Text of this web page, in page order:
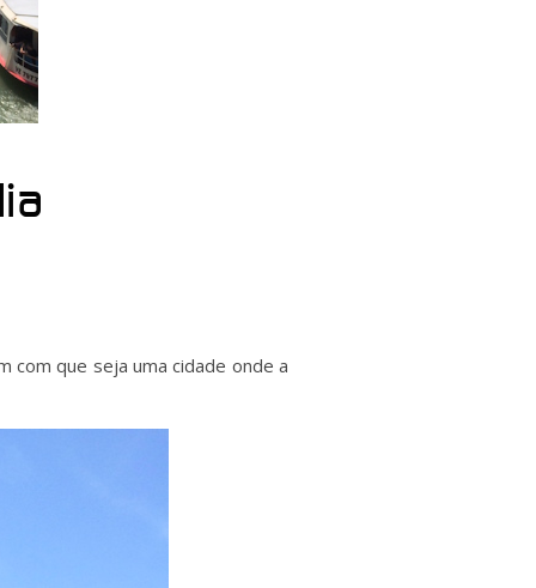
com que seja uma cidade onde a